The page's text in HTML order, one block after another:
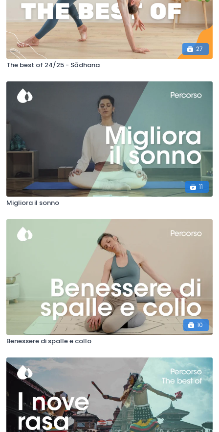
27
The best of 24/25 - Sādhana
11
Migliora il sonno
10
Benessere di spalle e collo